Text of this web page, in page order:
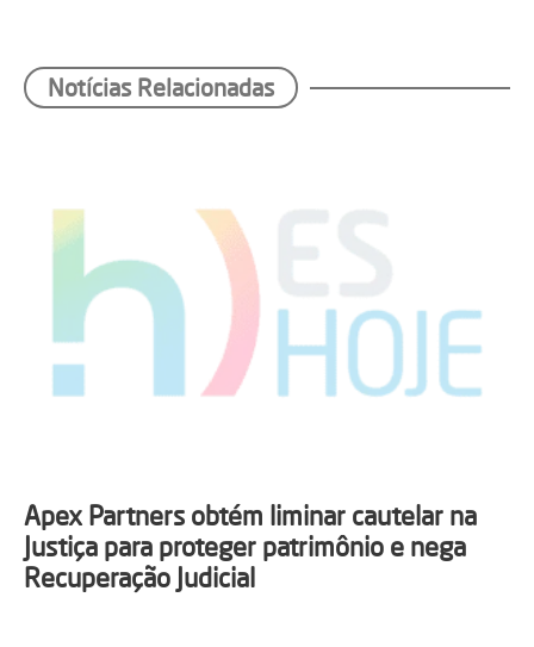
Notícias Relacionadas
Apex Partners obtém liminar cautelar na
Justiça para proteger patrimônio e nega
Recuperação Judicial